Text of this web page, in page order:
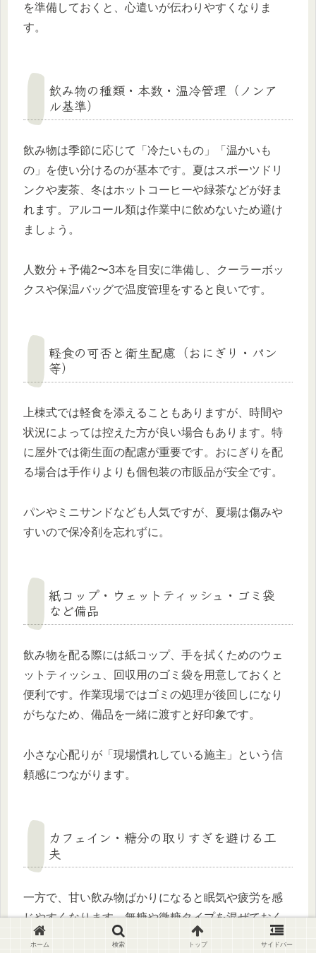
を準備しておくと、心遣いが伝わりやすくなりま
す。
飲み物の種類・本数・温冷管理（ノンア
ル基準）
飲み物は季節に応じて「冷たいもの」「温かいも
の」を使い分けるのが基本です。夏はスポーツドリ
ンクや麦茶、冬はホットコーヒーや緑茶などが好ま
れます。アルコール類は作業中に飲めないため避け
ましょう。
人数分＋予備2〜3本を目安に準備し、クーラーボッ
クスや保温バッグで温度管理をすると良いです。
軽食の可否と衛生配慮（おにぎり・パン
等）
上棟式では軽食を添えることもありますが、時間や
状況によっては控えた方が良い場合もあります。特
に屋外では衛生面の配慮が重要です。おにぎりを配
る場合は手作りよりも個包装の市販品が安全です。
パンやミニサンドなども人気ですが、夏場は傷みや
すいので保冷剤を忘れずに。
紙コップ・ウェットティッシュ・ゴミ袋
など備品
飲み物を配る際には紙コップ、手を拭くためのウェ
ットティッシュ、回収用のゴミ袋を用意しておくと
便利です。作業現場ではゴミの処理が後回しになり
がちなため、備品を一緒に渡すと好印象です。
小さな心配りが「現場慣れしている施主」という信
頼感につながります。
カフェイン・糖分の取りすぎを避ける工
夫
一方で、甘い飲み物ばかりになると眠気や疲労を感
じやすくなります。無糖や微糖タイプを混ぜておく
ことで、幅広い世代に配慮できます。特に午後の差
ホーム 検索 トップ サイドバー